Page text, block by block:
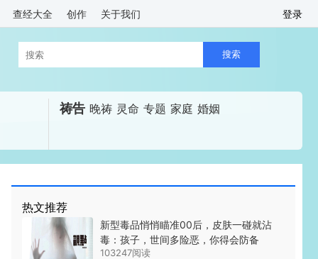
登录
查经大全 创作 关于我们
祷告 晚祷 灵命 专题 家庭 婚姻
热文推荐
新型毒品悄悄瞄准00后，皮肤一碰就沾
毒：孩子，世间多险恶，你得会防备
103247阅读